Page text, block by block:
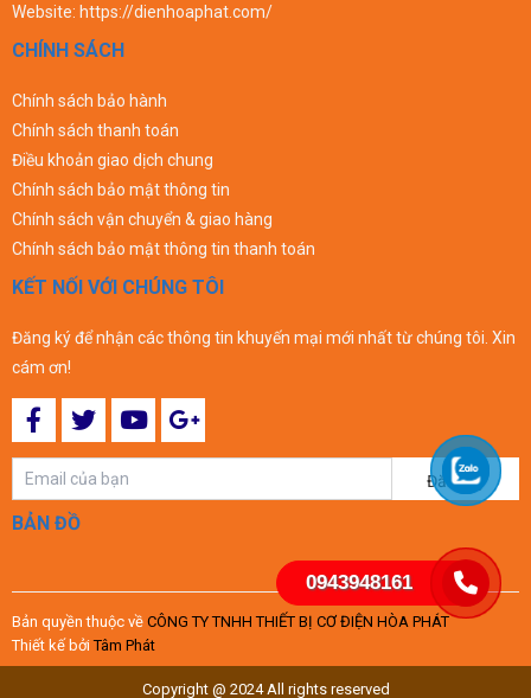
Website: https://dienhoaphat.com/
CHÍNH SÁCH
Chính sách bảo hành
Chính sách thanh toán
Điều khoản giao dịch chung
Chính sách bảo mật thông tin
Chính sách vận chuyển & giao hàng
Chính sách bảo mật thông tin thanh toán
KẾT NỐI VỚI CHÚNG TÔI
Đăng ký để nhận các thông tin khuyến mại mới nhất từ chúng tôi. Xin
cám ơn!
Đăng ký
BẢN ĐỒ
Bản quyền thuộc về CÔNG TY TNHH THIẾT BỊ CƠ ĐIỆN HÒA PHÁT
Thiết kế bởiTâm Phát
Copyright @ 2024 All rights reserved
0943948161